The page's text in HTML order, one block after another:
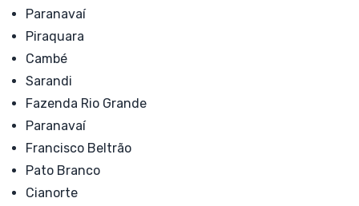
Paranavaí
Piraquara
Cambé
Sarandi
Fazenda Rio Grande
Paranavaí
Francisco Beltrão
Pato Branco
Cianorte